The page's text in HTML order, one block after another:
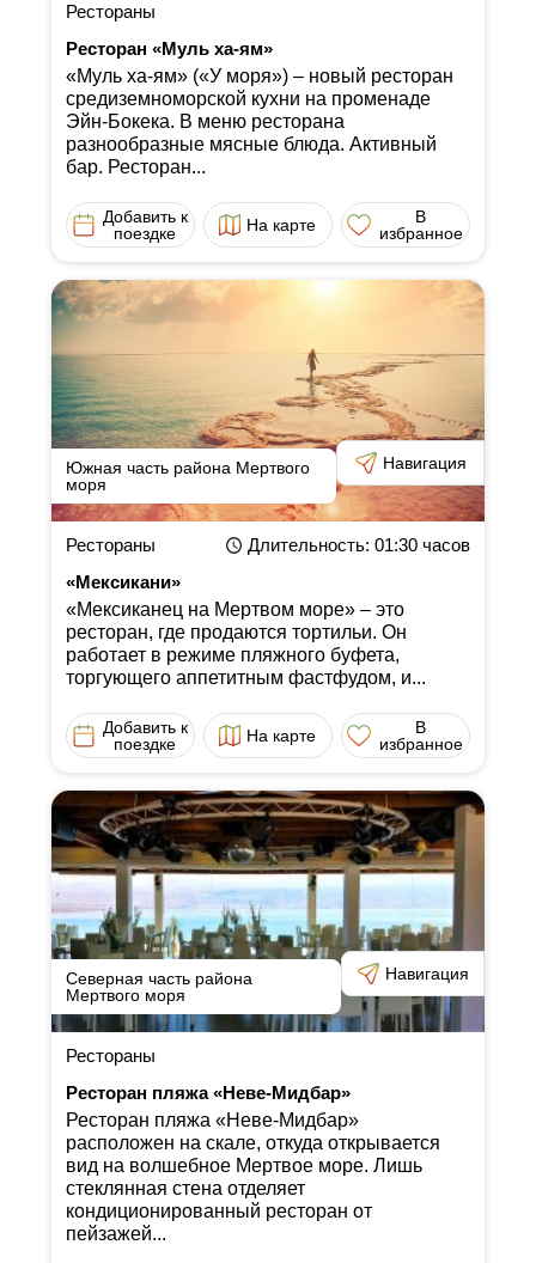
Рестораны
Ресторан «Муль ха-ям»
«Муль ха-ям» («У моря») ‒ новый ресторан
средиземноморской кухни на променаде
Эйн-Бокека. В меню ресторана
разнообразные мясные блюда. Активный
бар. Ресторан...
Добавить к
поездке
На карте
В
избранное
Южная часть района Мертвого
моря
Навигация
Рестораны Длительность: 01:30часов
«Мексикани»
«Мексиканец на Мертвом море» ‒ это
ресторан, где продаются тортильи. Он
работает в режиме пляжного буфета,
торгующего аппетитным фастфудом, и...
Добавить к
поездке
На карте
В
избранное
Северная часть района
Мертвого моря
Навигация
Рестораны
Ресторан пляжа «Неве-Мидбар»
Ресторан пляжа «Неве-Мидбар»
расположен на скале, откуда открывается
вид на волшебное Мертвое море. Лишь
стеклянная стена отделяет
кондиционированный ресторан от
пейзажей...